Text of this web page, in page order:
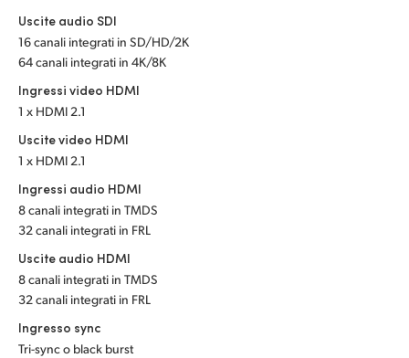
United Kingdom
Uscite audio SDI
16 canali integrati in SD/HD/2K
64 canali integrati in 4K/8K
Ingressi video HDMI
1 x HDMI 2.1
Uscite video HDMI
1 x HDMI 2.1
Ingressi audio HDMI
8 canali integrati in TMDS
32 canali integrati in FRL
Uscite audio HDMI
8 canali integrati in TMDS
32 canali integrati in FRL
Ingresso sync
Tri-sync o black burst